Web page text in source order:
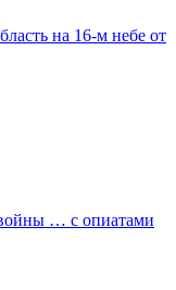
на 16-м небе от
… с опиатами